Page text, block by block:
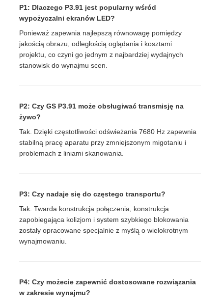
P1: Dlaczego P3.91 jest popularny wśród
wypożyczalni ekranów LED?
Ponieważ zapewnia najlepszą równowagę pomiędzy
jakością obrazu, odległością oglądania i kosztami
projektu, co czyni go jednym z najbardziej wydajnych
stanowisk do wynajmu scen.
P2: Czy GS P3.91 może obsługiwać transmisję na
żywo?
Tak. Dzięki częstotliwości odświeżania 7680 Hz zapewnia
stabilną pracę aparatu przy zmniejszonym migotaniu i
problemach z liniami skanowania.
P3: Czy nadaje się do częstego transportu?
Tak. Twarda konstrukcja połączenia, konstrukcja
zapobiegająca kolizjom i system szybkiego blokowania
zostały opracowane specjalnie z myślą o wielokrotnym
wynajmowaniu.
P4: Czy możecie zapewnić dostosowane rozwiązania
w zakresie wynajmu?